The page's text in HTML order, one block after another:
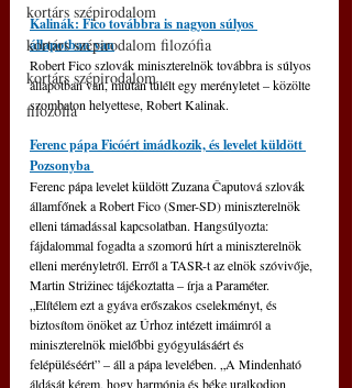
kortárs szépirodalom
kortárs szépirodalom filozófia
kortárs szépirodalom
filozófia
Kalinák: Fico továbbra is nagyon súlyos
állapotban van
Robert Fico szlovák miniszterelnök továbbra is súlyos
állapotban van, miután túlélt egy merényletet – közölte
szombaton helyettese, Robert Kalinak.
Ferenc pápa Ficóért imádkozik, és levelet küldött
Pozsonyba
Ferenc pápa levelet küldött Zuzana Čaputová szlovák
államfőnek a Robert Fico (Smer-SD) miniszterelnök
elleni támadással kapcsolatban. Hangsúlyozta:
fájdalommal fogadta a szomorú hírt a miniszterelnök
elleni merényletről. Erről a TASR-t az elnök szóvivője,
Martin Strižinec tájékoztatta – írja a Paraméter.
„Elítélem ezt a gyáva erőszakos cselekményt, és
biztosítom önöket az Úrhoz intézett imáimról a
miniszterelnök mielőbbi gyógyulásáért és
felépüléséért” – áll a pápa levelében. „A Mindenható
áldását kérem, hogy harmónia és béke uralkodjon